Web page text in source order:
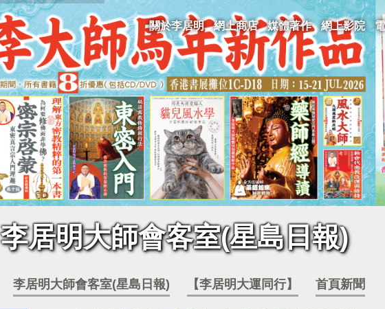
關於李居明 網上商店 媒體著作 網上影院
李居明大師會客室(星島日報)
李居明大師會客室(星島日報) 【李居明大運同行】 首頁新聞